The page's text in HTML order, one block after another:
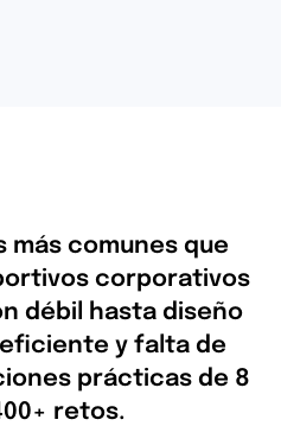
más comunes que
corporativos
débil hasta diseño
y falta de
prácticas de 8
retos.